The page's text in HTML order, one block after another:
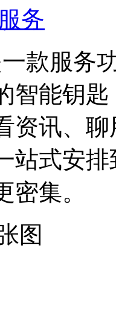
务
款服务
智能钥
资讯、
站式安
集。